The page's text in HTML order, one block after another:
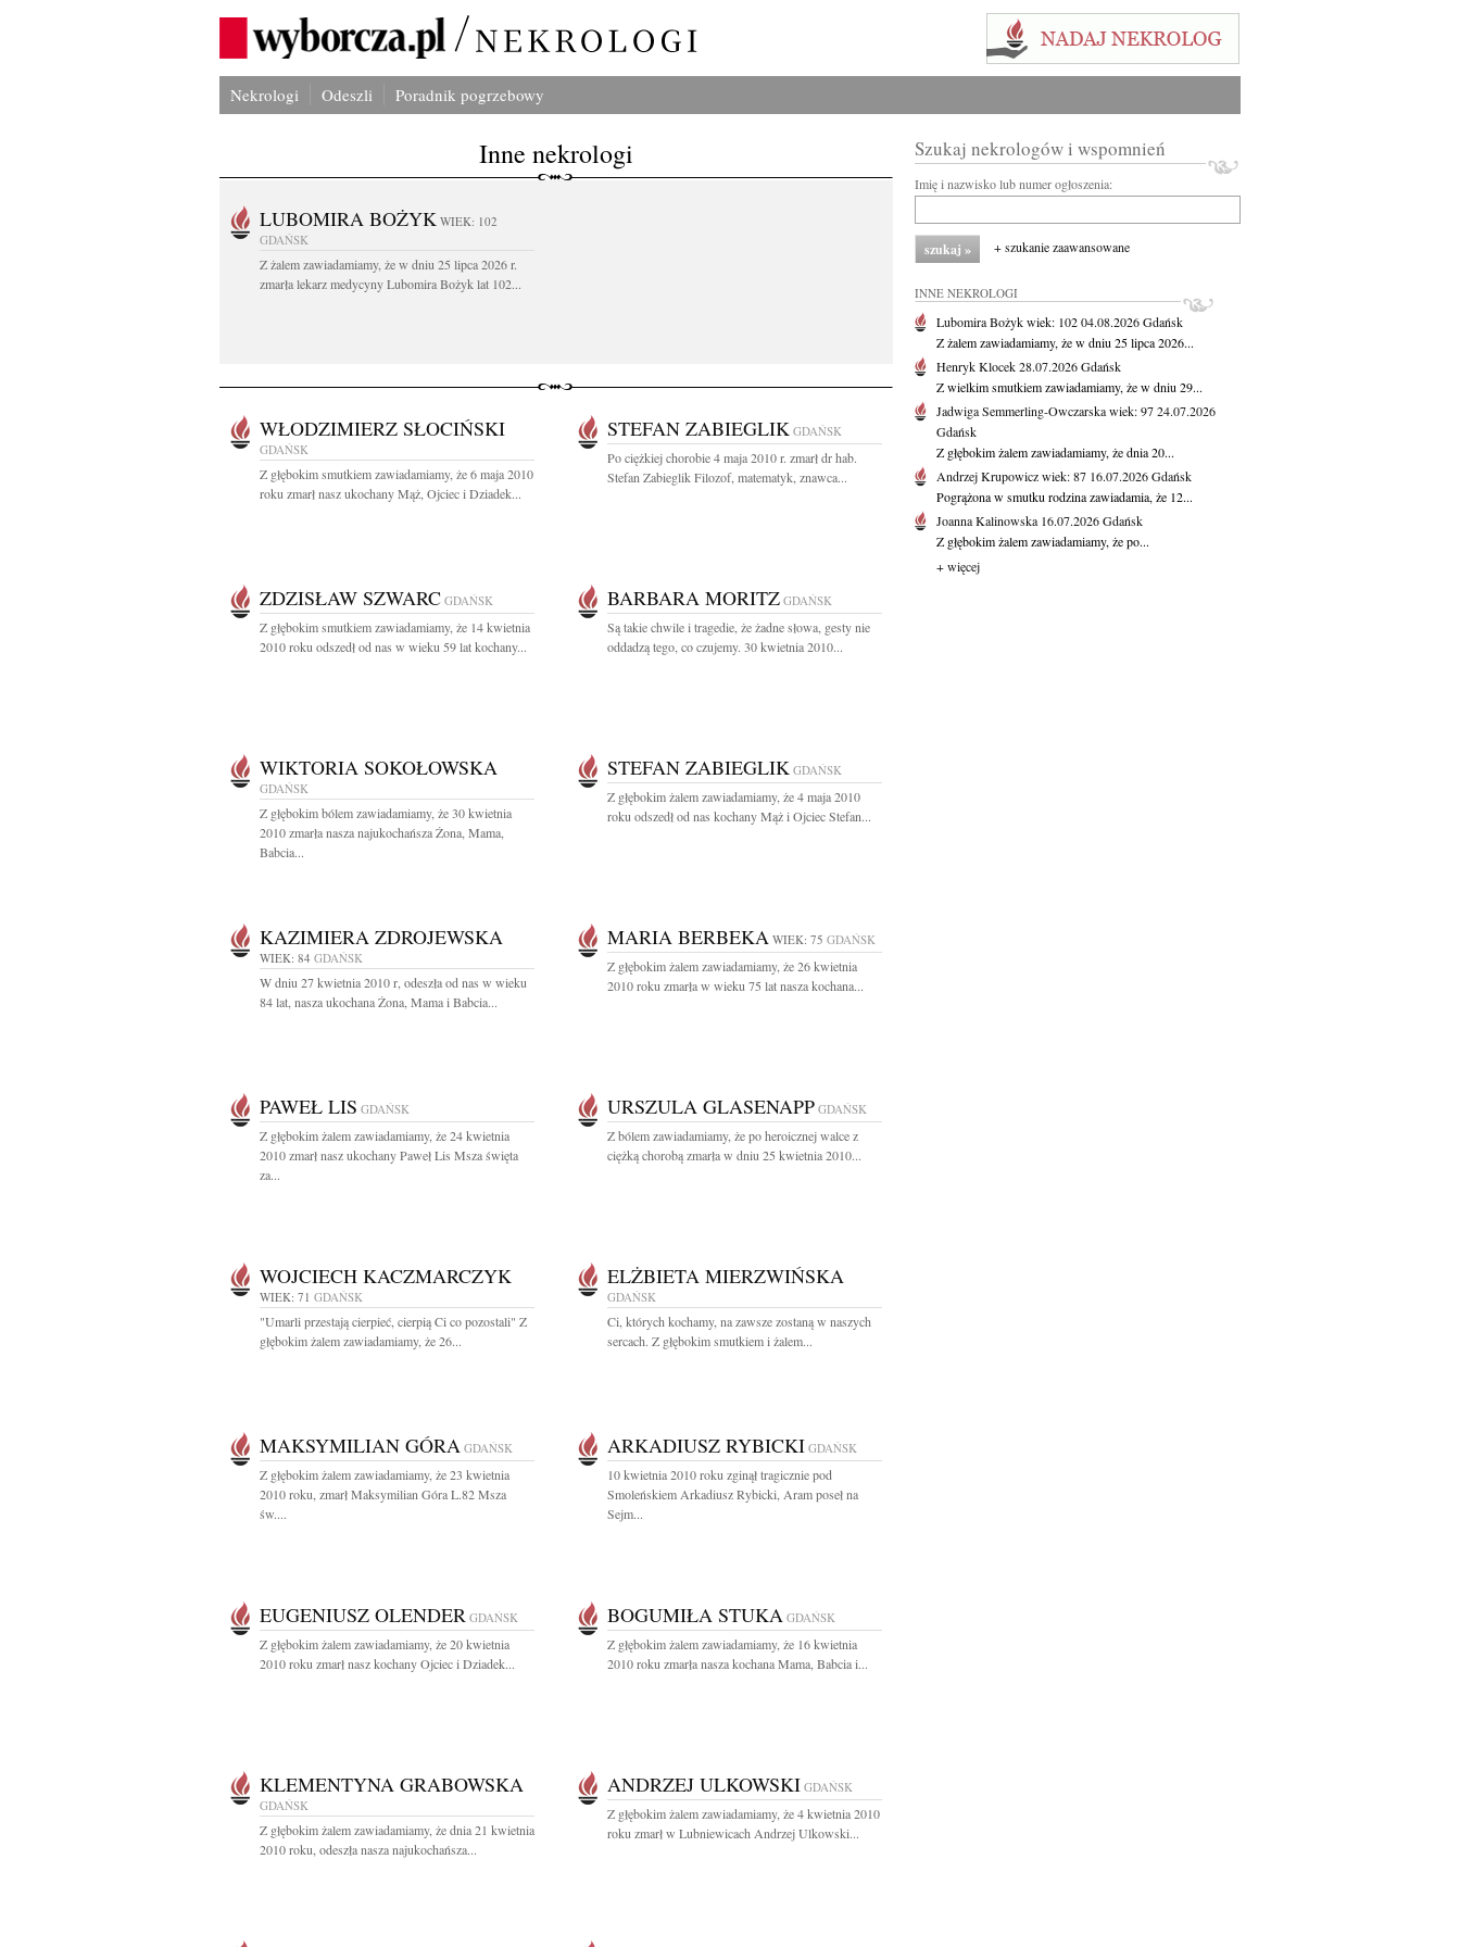
Nekrologi Odeszli Poradnik pogrzebowy
Inne nekrologi
LUBOMIRA BOŻYK WIEK: 102
GDAŃSK
Z żalem zawiadamiamy, że w dniu 25 lipca 2026 r.
zmarła lekarz medycyny Lubomira Bożyk lat 102...
WŁODZIMIERZ SŁOCIŃSKI
GDAŃSK
Z głębokim smutkiem zawiadamiamy, że 6 maja 2010
roku zmarł nasz ukochany Mąż, Ojciec i Dziadek...
STEFAN ZABIEGLIK GDAŃSK
Po ciężkiej chorobie 4 maja 2010 r. zmarł dr hab.
Stefan Zabieglik Filozof, matematyk, znawca...
ZDZISŁAW SZWARC GDAŃSK
Z głębokim smutkiem zawiadamiamy, że 14 kwietnia
2010 roku odszedł od nas w wieku 59 lat kochany...
BARBARA MORITZ GDAŃSK
Są takie chwile i tragedie, że żadne słowa, gesty nie
oddadzą tego, co czujemy. 30 kwietnia 2010...
WIKTORIA SOKOŁOWSKA
GDAŃSK
Z głębokim bólem zawiadamiamy, że 30 kwietnia
2010 zmarła nasza najukochańsza Żona, Mama,
Babcia...
STEFAN ZABIEGLIK GDAŃSK
Z głębokim żalem zawiadamiamy, że 4 maja 2010
roku odszedł od nas kochany Mąż i Ojciec Stefan...
KAZIMIERA ZDROJEWSKA
WIEK: 84 GDAŃSK
W dniu 27 kwietnia 2010 r, odeszła od nas w wieku
84 lat, nasza ukochana Żona, Mama i Babcia...
MARIA BERBEKA WIEK: 75 GDAŃSK
Z głębokim żalem zawiadamiamy, że 26 kwietnia
2010 roku zmarła w wieku 75 lat nasza kochana...
PAWEŁ LIS GDAŃSK
Z głębokim żalem zawiadamiamy, że 24 kwietnia
2010 zmarł nasz ukochany Paweł Lis Msza święta
za...
URSZULA GLASENAPP GDAŃSK
Z bólem zawiadamiamy, że po heroicznej walce z
ciężką chorobą zmarła w dniu 25 kwietnia 2010...
WOJCIECH KACZMARCZYK
WIEK: 71 GDAŃSK
"Umarli przestają cierpieć, cierpią Ci co pozostali" Z
głębokim żalem zawiadamiamy, że 26...
ELŻBIETA MIERZWIŃSKA
GDAŃSK
Ci, których kochamy, na zawsze zostaną w naszych
sercach. Z głębokim smutkiem i żalem...
MAKSYMILIAN GÓRA GDAŃSK
Z głębokim żalem zawiadamiamy, że 23 kwietnia
2010 roku, zmarł Maksymilian Góra L.82 Msza
św....
ARKADIUSZ RYBICKI GDAŃSK
10 kwietnia 2010 roku zginął tragicznie pod
Smoleńskiem Arkadiusz Rybicki, Aram poseł na
Sejm...
EUGENIUSZ OLENDER GDAŃSK
Z głębokim żalem zawiadamiamy, że 20 kwietnia
2010 roku zmarł nasz kochany Ojciec i Dziadek...
BOGUMIŁA STUKA GDAŃSK
Z głębokim żalem zawiadamiamy, że 16 kwietnia
2010 roku zmarła nasza kochana Mama, Babcia i...
KLEMENTYNA GRABOWSKA
GDAŃSK
Z głębokim żalem zawiadamiamy, że dnia 21 kwietnia
2010 roku, odeszła nasza najukochańsza...
ANDRZEJ ULKOWSKI GDAŃSK
Z głębokim żalem zawiadamiamy, że 4 kwietnia 2010
roku zmarł w Lubniewicach Andrzej Ulkowski...
Szukaj nekrologów i wspomnień
Imię i nazwisko lub numer ogłoszenia:
+ szukanie zaawansowane
INNE NEKROLOGI
Lubomira Bożykwiek: 10204.08.2026Gdańsk
Z żalem zawiadamiamy, że w dniu 25 lipca 2026...
Henryk Klocek28.07.2026Gdańsk
Z wielkim smutkiem zawiadamiamy, że w dniu 29...
Jadwiga Semmerling-Owczarskawiek: 9724.07.2026
Gdańsk
Z głębokim żalem zawiadamiamy, że dnia 20...
Andrzej Krupowiczwiek: 87 16.07.2026Gdańsk
Pogrążona w smutku rodzina zawiadamia, że 12...
Joanna Kalinowska 16.07.2026Gdańsk
Z głębokim żalem zawiadamiamy, że po...
+ więcej